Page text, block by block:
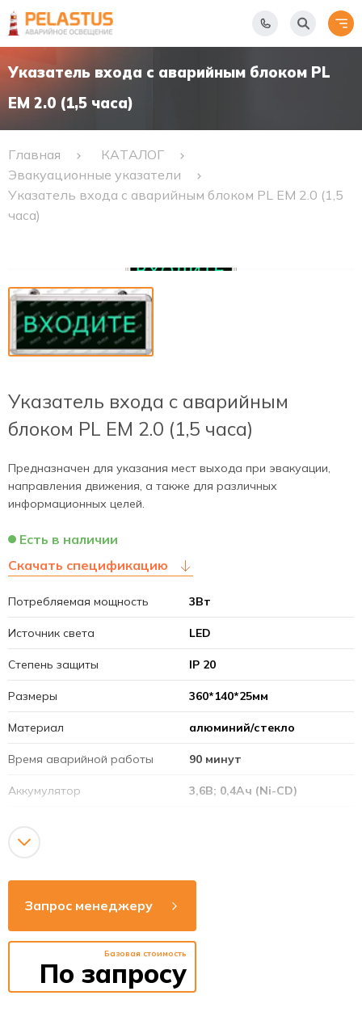
Указатель входа c аварийным блоком PL
EM 2.0 (1,5 часа)
Главная
КАТАЛОГ
Эвакуационные указатели
Указатель входа c аварийным блоком PL EM 2.0 (1,5
часа)
Указатель входа c аварийным
блоком PL EM 2.0 (1,5 часа)
Предназначен для указания мест выхода при эвакуации,
направления движения, а также для различных
информационных целей.
Есть в наличии
Скачать спецификацию
Потребляемая мощность 3Вт
Источник света LED
Степень защиты IP 20
Размеры 360*140*25мм
Материал алюминий/стекло
Время аварийной работы 90 минут
Аккумулятор 3,6В; 0,4Ач (Ni-CD)
Рабочая частота 50-60Гц
Способ монтажа
потолок / стена
Яркость
Время зарядки
24 часа
Запрос менеджеру
Базовая стоимость
По запросу